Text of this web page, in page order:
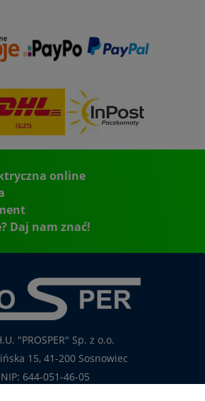
z oznaczeniem na fotografii nr 2 w
z oznaczeniem na fotografii nr 2 w
(lub dłużej zgodnie z wytycznymi
online
Daj nam znać!
"PROSPER" Sp. z o.o.
15, 41-200 Sosnowiec
NIP: 644-051-46-05